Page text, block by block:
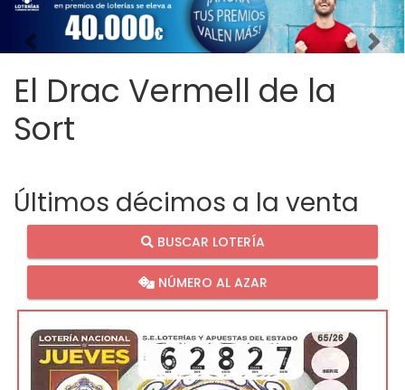
Imagen anterior
El Drac Vermell de la
Sort
Últimos décimos a la venta
BUSCAR LOTERÍA
NÚMERO AL AZAR